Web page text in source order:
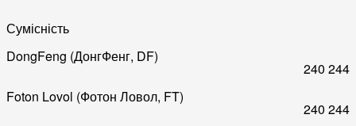
Сумісність
DongFeng (ДонгФенг, DF)
240 244
Foton Lovol (Фотон Ловол, FT)
240 244